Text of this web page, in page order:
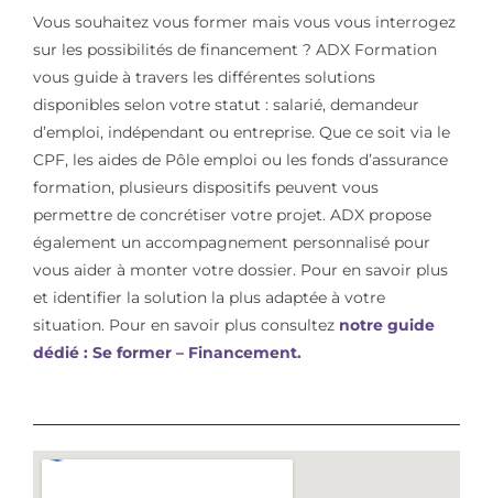
Vous souhaitez vous former mais vous vous interrogez
sur les possibilités de financement ? ADX Formation
vous guide à travers les différentes solutions
disponibles selon votre statut : salarié, demandeur
d’emploi, indépendant ou entreprise. Que ce soit via le
CPF, les aides de Pôle emploi ou les fonds d’assurance
formation, plusieurs dispositifs peuvent vous
permettre de concrétiser votre projet. ADX propose
également un accompagnement personnalisé pour
vous aider à monter votre dossier. Pour en savoir plus
et identifier la solution la plus adaptée à votre
situation. Pour en savoir plus consulteznotre guide
dédié : Se former – Financement.